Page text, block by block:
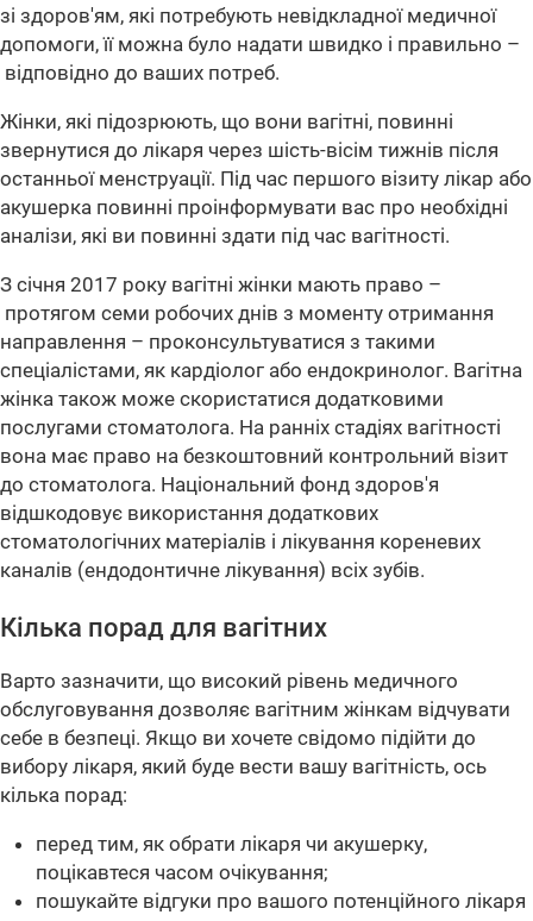
зі здоров'ям, які потребують невідкладної медичної
допомоги, її можна було надати швидко і правильно –
відповідно до ваших потреб.
Жінки, які підозрюють, що вони вагітні, повинні
звернутися до лікаря через шість-вісім тижнів після
останньої менструації. Під час першого візиту лікар або
акушерка повинні проінформувати вас про необхідні
аналізи, які ви повинні здати під час вагітності.
З січня 2017 року вагітні жінки мають право –
протягом семи робочих днів з моменту отримання
направлення – проконсультуватися з такими
спеціалістами, як кардіолог або ендокринолог. Вагітна
жінка також може скористатися додатковими
послугами стоматолога. На ранніх стадіях вагітності
вона має право на безкоштовний контрольний візит
до стоматолога. Національний фонд здоров'я
відшкодовує використання додаткових
стоматологічних матеріалів і лікування кореневих
каналів (ендодонтичне лікування) всіх зубів.
Кілька порад для вагітних
Варто зазначити, що високий рівень медичного
обслуговування дозволяє вагітним жінкам відчувати
себе в безпеці. Якщо ви хочете свідомо підійти до
вибору лікаря, який буде вести вашу вагітність, ось
кілька порад:
перед тим, як обрати лікаря чи акушерку,
поцікавтеся часом очікування;
пошукайте відгуки про вашого потенційного лікаря